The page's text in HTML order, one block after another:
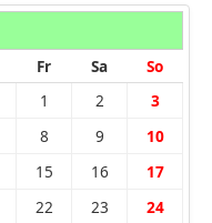
Fr Sa So
1 2 3
8 9 10
15 16 17
22 23 24